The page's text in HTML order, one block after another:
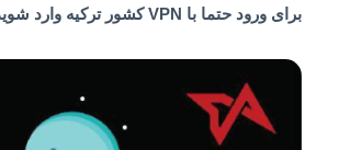
برای ورود حتما با VPN کشور ترکیه وارد شوید